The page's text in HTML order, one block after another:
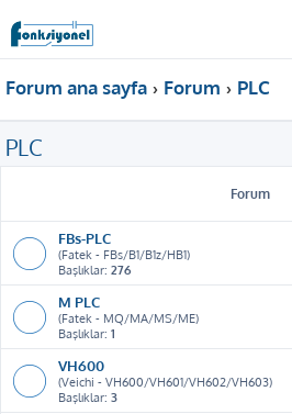
Forum ana sayfa Forum PLC
PLC
Forum
FBs-PLC
(Fatek - FBs/B1/B1z/HB1)
Başlıklar: 276
M PLC
(Fatek - MQ/MA/MS/ME)
Başlıklar: 1
VH600
(Veichi - VH600/VH601/VH602/VH603)
Başlıklar: 3